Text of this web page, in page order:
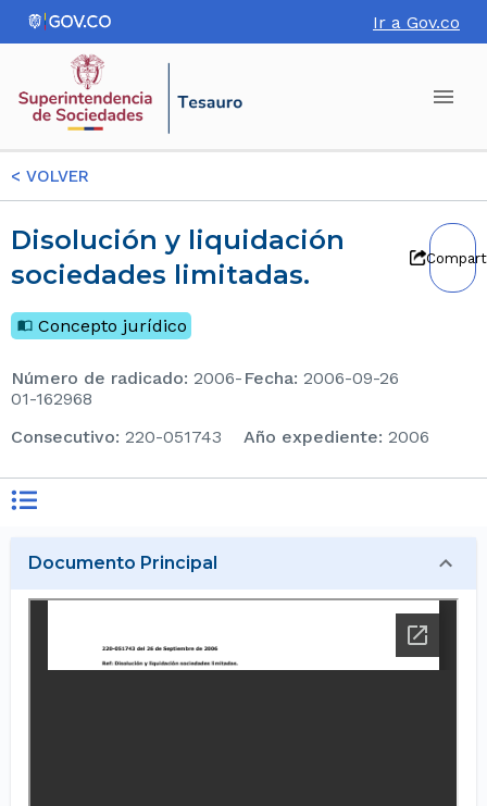
Ir a Gov.co
< VOLVER
Disolución y liquidación
sociedades limitadas.
Concepto jurídico
Número de radicado: 2006-
01-162968
Fecha: 2006-09-26
consecutivo: 220-051743 Año expediente: 2006
Documento Principal